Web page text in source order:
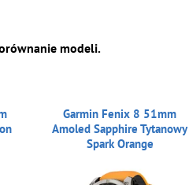
modeli.
Garmin Fenix 8 51mm
Amoled Sapphire Tytanowy
Spark Orange